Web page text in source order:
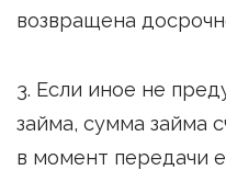
возвращена
3. Если иное не
займа, сумма займа
в момент передачи